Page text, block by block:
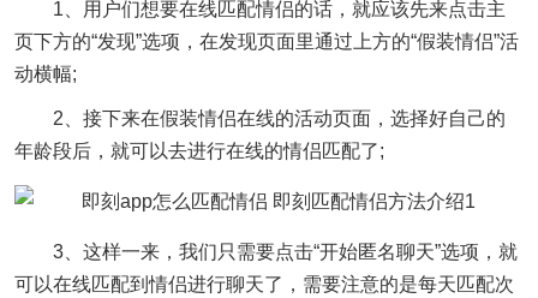
1、用户们想要在线匹配情侣的话，就应该先来点击主
页下方的“发现”选项，在发现页面里通过上方的“假装情侣”活
动横幅;
2、接下来在假装情侣在线的活动页面，选择好自己的
年龄段后，就可以去进行在线的情侣匹配了;
3、这样一来，我们只需要点击“开始匿名聊天”选项，就
可以在线匹配到情侣进行聊天了，需要注意的是每天匹配次